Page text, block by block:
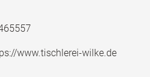
www.tischlerei-wilke.de